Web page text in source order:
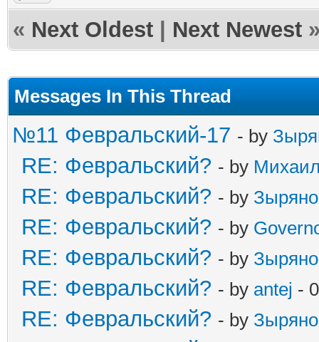
« Next Oldest Next Newest
Messages In This Thread
№11 Февральский-17 - by
RE: Февральский? - by
RE: Февральский? - by
RE: Февральский? - by
RE: Февральский? - by
RE: Февральский? - by antej -
RE: Февральский? - by